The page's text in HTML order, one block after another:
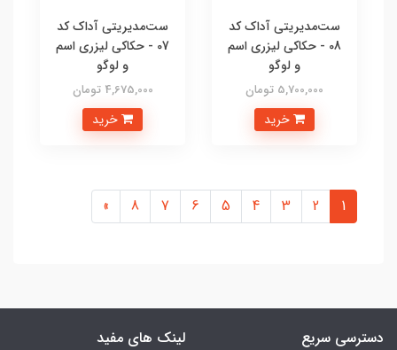
ست‌مدیریتی آداک کد
08 - حکاکی لیزری اسم
و لوگو
5,700,000 تومان
ست‌مدیریتی آداک کد
07 - حکاکی لیزری اسم
و لوگو
4,675,000 تومان
1
2
3
4
5
6
7
8
»
دسترسی سریع لینک های مفید